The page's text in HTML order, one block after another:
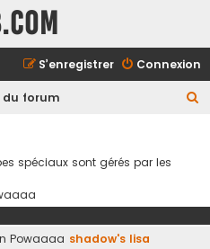
Connexion
S’enregistrer
du forum
spéciaux sont gérés par les
Powaaaa shadow's lisa